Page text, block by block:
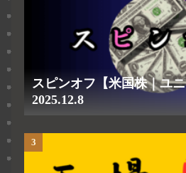
スピンオフ【米国株｜ユニ
2025.12.8